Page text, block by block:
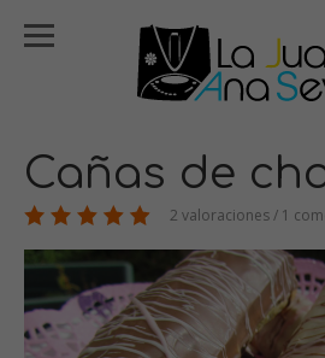
Cañas de
2 valoraciones / 1